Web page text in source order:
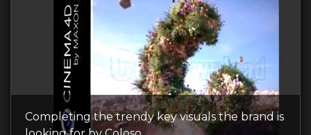
Completing the trendy key visuals the brand is